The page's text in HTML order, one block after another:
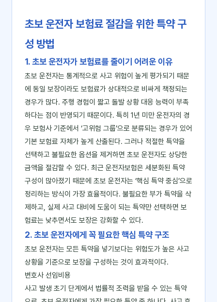
초보 운전자 보험료 절감을 위한 특약 구
성 방법
1. 초보 운전자가 보험료를 줄이기 어려운 이유
초보 운전자는 통계적으로 사고 위험이 높게 평가되기 때문
에 동일 보장이라도 보험료가 상대적으로 비싸게 책정되는
경우가 많다. 주행 경험이 짧고 돌발 상황 대응 능력이 부족
하다는 점이 반영되기 때문이다. 특히 1년 미만 운전자의 경
우 보험사 기준에서 ‘고위험 그룹’으로 분류되는 경우가 있어
기본 보험료 자체가 높게 산출된다. 그러나 적절한 특약을
선택하고 불필요한 옵션을 제거하면 초보 운전자도 상당한
금액을 절감할 수 있다. 최근 운전자보험은 세분화된 특약
구성이 많아졌기 때문에 초보 운전자는 ‘핵심 특약 중심’으로
정리하는 방식이 가장 효율적이다. 불필요한 부가 특약을 삭
제하고, 실제 사고 대비에 도움이 되는 특약만 선택하면 보
험료는 낮추면서도 보장은 강화할 수 있다.
2. 초보 운전자에게 꼭 필요한 핵심 특약 구조
초보 운전자는 모든 특약을 넣기보다는 위험도가 높은 사고
상황을 기준으로 보장을 구성하는 것이 효과적이다.
변호사 선임비용
사고 발생 초기 단계에서 법률적 조력을 받을 수 있는 특약